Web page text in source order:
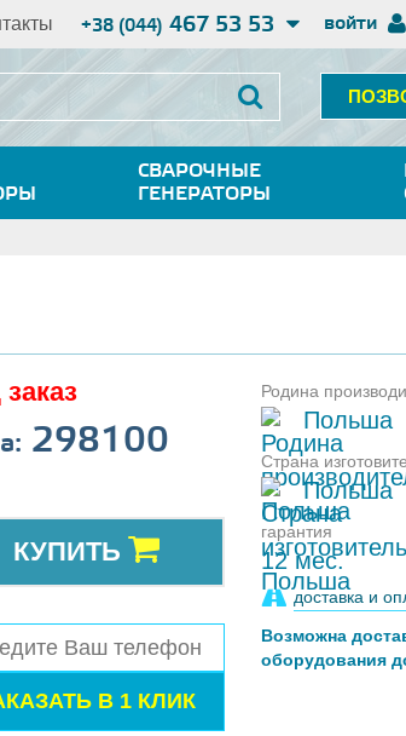
войти
+38 (044) 467 53 53
СВАРОЧНЫЕ
ГЕНЕРАТОРЫ
298100
КУПИТЬ
Родина
Польша
Страна
Польша
гарантия
12 мес.
доставка и
Возможна
оборудования